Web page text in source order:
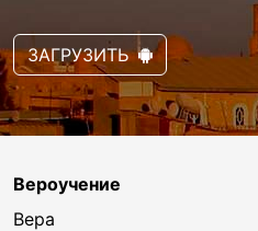
ЗАГРУЗИТЬ
Вероучение
Вера